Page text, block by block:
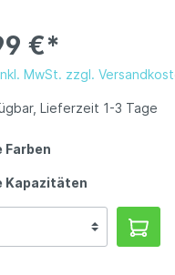
€*
MwSt. zzgl.
Lieferzeit 1-3 Tage
Farben
Kapazitäten